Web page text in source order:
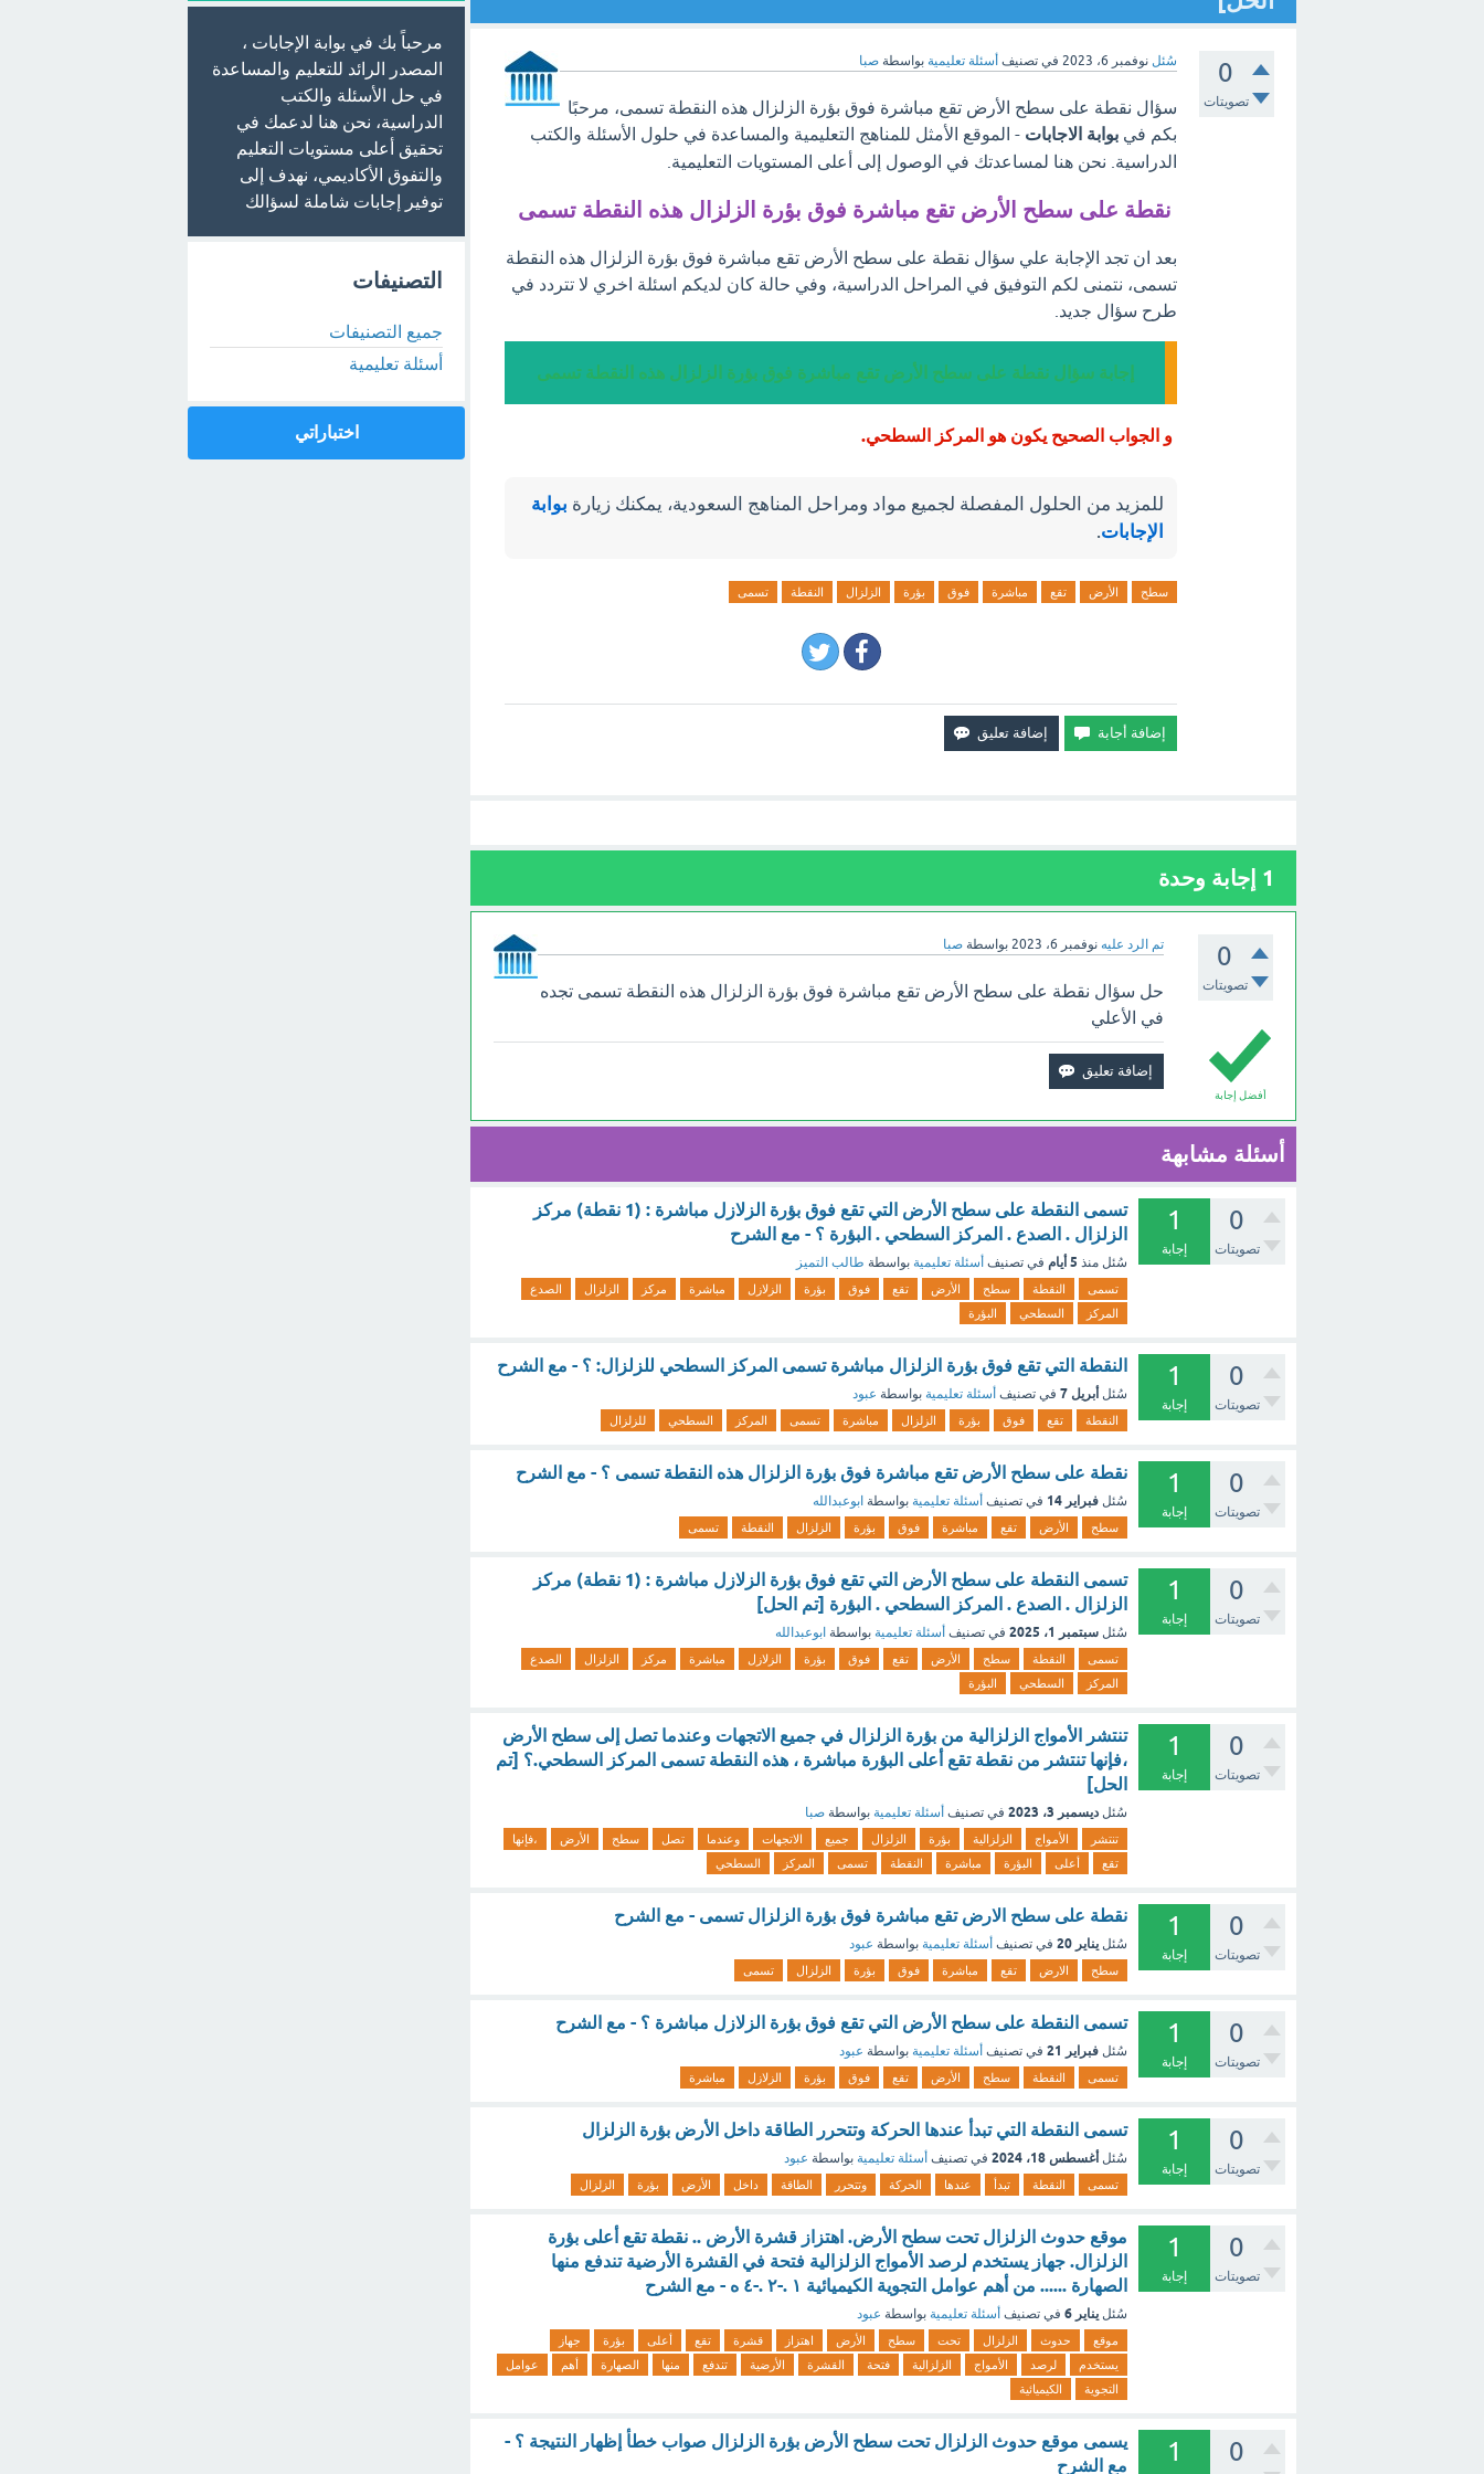
0
تصويتات
سُئل نوفمبر 6، 2023 في تصنيف أسئلة تعليمية بواسطة صبا
سؤال نقطة على سطح الأرض تقع مباشرة فوق بؤرة الزلزال هذه النقطة تسمى، مرحبًا
بكم في بوابة الاجابات - الموقع الأمثل للمناهج التعليمية والمساعدة في حلول الأسئلة والكتب
الدراسية. نحن هنا لمساعدتك في الوصول إلى أعلى المستويات التعليمية.
نقطة على سطح الأرض تقع مباشرة فوق بؤرة الزلزال هذه النقطة تسمى
بعد ان تجد الإجابة علي سؤال نقطة على سطح الأرض تقع مباشرة فوق بؤرة الزلزال هذه النقطة
تسمى، نتمنى لكم التوفيق في المراحل الدراسية، وفي حالة كان لديكم اسئلة اخري لا تتردد في
طرح سؤال جديد.
إجابة سؤال نقطة على سطح الأرض تقع مباشرة فوق بؤرة الزلزال هذه النقطة تسمى
و الجواب الصحيح يكون هو المركز السطحي.
للمزيد من الحلول المفصلة لجميع مواد ومراحل المناهج السعودية، يمكنك زيارة بوابة
الإجابات.
سطح الأرض تقع مباشرة فوق بؤرة الزلزال النقطة تسمى
1 إجابة وحدة
0
تصويتات
تم الرد عليه نوفمبر 6، 2023 بواسطة صبا
أفضل إجابة
حل سؤال نقطة على سطح الأرض تقع مباشرة فوق بؤرة الزلزال هذه النقطة تسمى تجده
في الأعلي
أسئلة مشابهة
0
تصويتات
1
إجابة
تسمى النقطة على سطح الأرض التي تقع فوق بؤرة الزلازل مباشرة : (1 نقطة) مركز
الزلزال . الصدع . المركز السطحي . البؤرة ؟ - مع الشرح
سُئل منذ 5 أيام في تصنيف أسئلة تعليمية بواسطة طالب التميز
تسمى النقطة سطح الأرض تقع فوق بؤرة الزلازل مباشرة مركز الزلزال
الصدع
المركز
السطحي البؤرة
0
تصويتات
1
إجابة
النقطة التي تقع فوق بؤرة الزلزال مباشرة تسمى المركز السطحي للزلزال: ؟ - مع الشرح
سُئل أبريل 7 في تصنيف أسئلة تعليمية بواسطة عبود
النقطة تقع فوق بؤرة الزلزال مباشرة تسمى المركز السطحي للزلزال
0
تصويتات
1
إجابة
نقطة على سطح الأرض تقع مباشرة فوق بؤرة الزلزال هذه النقطة تسمى ؟ - مع الشرح
سُئل فبراير 14 في تصنيف أسئلة تعليمية بواسطة ابوعبدالله
سطح الأرض تقع مباشرة فوق بؤرة الزلزال النقطة تسمى
0
تصويتات
1
إجابة
تسمى النقطة على سطح الأرض التي تقع فوق بؤرة الزلازل مباشرة : (1 نقطة) مركز
الزلزال . الصدع . المركز السطحي . البؤرة [تم الحل]
سُئل سبتمبر 1، 2025 في تصنيف أسئلة تعليمية بواسطة ابوعبدالله
تسمى النقطة سطح الأرض تقع فوق بؤرة الزلازل مباشرة مركز الزلزال
الصدع
المركز
السطحي البؤرة
0
تصويتات
1
إجابة
تنتشر الأمواج الزلزالية من بؤرة الزلزال في جميع الاتجهات وعندما تصل إلى سطح الأرض
،فإنها تنتشر من نقطة تقع أعلى البؤرة مباشرة ، هذه النقطة تسمى المركز السطحي.؟ [تم
الحل]
سُئل ديسمبر 3، 2023 في تصنيف أسئلة تعليمية بواسطة صبا
تنتشر الأمواج الزلزالية بؤرة الزلزال جميع الاتجهات وعندما تصل سطح الأرض
،فإنها
تقع
أعلى البؤرة مباشرة النقطة تسمى المركز السطحي
0
تصويتات
1
إجابة
نقطة على سطح الارض تقع مباشرة فوق بؤرة الزلزال تسمى - مع الشرح
سُئل يناير 20 في تصنيف أسئلة تعليمية بواسطة عبود
سطح الارض تقع مباشرة فوق بؤرة الزلزال تسمى
0
تصويتات
1
إجابة
تسمى النقطة على سطح الأرض التي تقع فوق بؤرة الزلازل مباشرة ؟ - مع الشرح
سُئل فبراير 21 في تصنيف أسئلة تعليمية بواسطة عبود
تسمى النقطة سطح الأرض تقع فوق بؤرة الزلازل مباشرة
0
تصويتات
1
إجابة
تسمى النقطة التي تبدأ عندها الحركة وتتحرر الطاقة داخل الأرض بؤرة الزلزال
سُئل أغسطس 18، 2024 في تصنيف أسئلة تعليمية بواسطة عبود
تسمى النقطة تبدأ عندها الحركة وتتحرر الطاقة داخل الأرض بؤرة الزلزال
0
تصويتات
1
إجابة
موقع حدوث الزلزال تحت سطح الأرض. اهتزاز قشرة الأرض .. نقطة تقع أعلى بؤرة
الزلزال. جهاز يستخدم لرصد الأمواج الزلزالية فتحة في القشرة الأرضية تندفع منها
الصهارة ...... من أهم عوامل التجوية الكيميائية ۱ .-٢ .-٤ ه - مع الشرح
سُئل يناير 6 في تصنيف أسئلة تعليمية بواسطة عبود
موقع حدوث الزلزال تحت سطح الأرض اهتزاز قشرة تقع أعلى بؤرة
جهاز
يستخدم
لرصد الأمواج الزلزالية فتحة القشرة الأرضية تندفع منها الصهارة أهم
عوامل
التجوية
الكيميائية
0
1
يسمى موقع حدوث الزلزال تحت سطح الأرض بؤرة الزلزال صواب خطأ إظهار النتيجة ؟ -
مع الشرح
مرحباً بك في بوابة الإجابات ،
المصدر الرائد للتعليم والمساعدة
في حل الأسئلة والكتب
الدراسية، نحن هنا لدعمك في
تحقيق أعلى مستويات التعليم
والتفوق الأكاديمي، نهدف إلى
توفير إجابات شاملة لسؤالك
التصنيفات
جميع التصنيفات
أسئلة تعليمية
اختباراتي